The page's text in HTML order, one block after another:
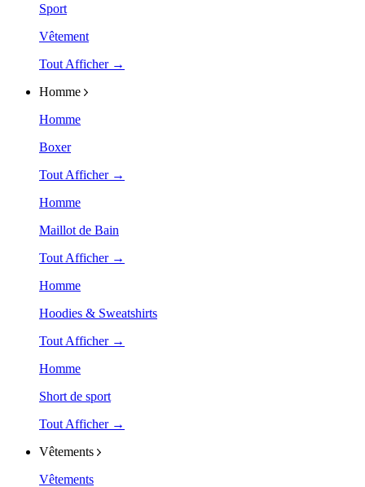
Sport
Vêtement
Tout Afficher →
Homme
Homme
Boxer
Tout Afficher →
Homme
Maillot de Bain
Tout Afficher →
Homme
Hoodies & Sweatshirts
Tout Afficher →
Homme
Short de sport
Tout Afficher →
Vêtements
Vêtements